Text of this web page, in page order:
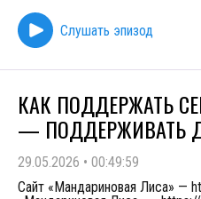
Слушать эпизод
КАК ПОДДЕРЖАТЬ
— ПОДДЕРЖИВАТЬ
29.05.2026 • 00:49:59
Сайт «Мандариновая Лиса» —